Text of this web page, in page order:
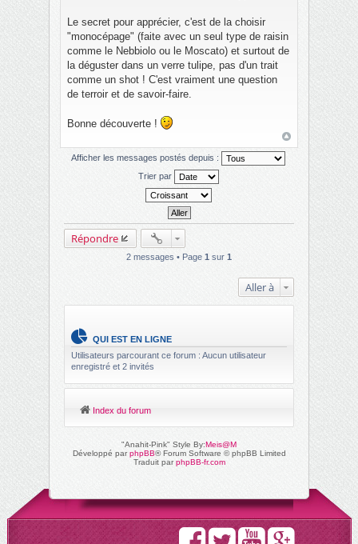
Le secret pour apprécier, c'est de la choisir
"monocépage" (faite avec un seul type de raisin
comme le Nebbiolo ou le Moscato) et surtout de
la déguster dans un verre tulipe, pas d'un trait
comme un shot ! C'est vraiment une question
de terroir et de savoir-faire.
Bonne découverte !
Afficher les messages postés depuis :
Trier par
Répondre
2 messages • Page 1 sur 1
Aller à
QUI EST EN LIGNE
Utilisateurs parcourant ce forum : Aucun utilisateur
enregistré et 2 invités
Index du forum
"Anahit-Pink" Style By:Meis@M
Développé parphpBB® Forum Software © phpBB Limited
Traduit parphpBB-fr.com